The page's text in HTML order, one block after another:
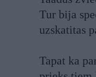
Tur bija
uzskatitas
Tapat ka